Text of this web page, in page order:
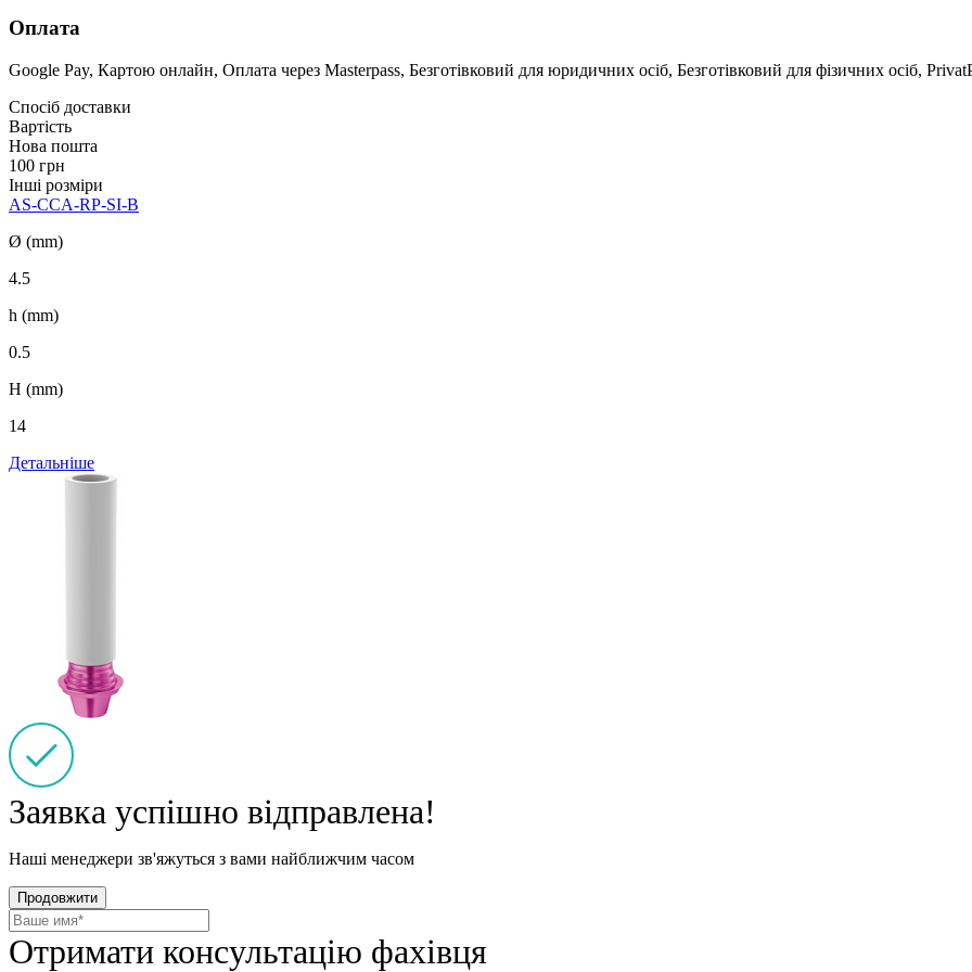
Оплата
Google Pay, Картою онлайн, Оплата через Masterpass, Безготівковий для юридичних осіб, Безготівковий для фізичних осіб,
Спосіб доставки
Вартість
Нова пошта
100 грн
Інші розміри
AS-CCA-RP-SI-B
Ø (mm)
4.5
h (mm)
0.5
H (mm)
14
Детальніше
Заявка успішно відправлена!
Наші менеджери зв'яжуться з вами найближчим часом
Продовжити
Отримати консультацію фахівця